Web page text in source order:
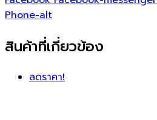
Phone-alt
สินค้าที่เกี่ยวข้อง
ลดราคา!